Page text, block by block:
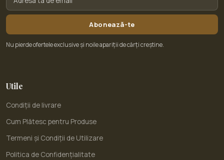
Abonează-te
Nu pierde ofertele exclusive și noile apariții de cărți creștine.
Utile
Condiții de livrare
Cum Plătesc pentru Produse
Termeni și Condiții de Utilizare
Politica de Confidențialitate